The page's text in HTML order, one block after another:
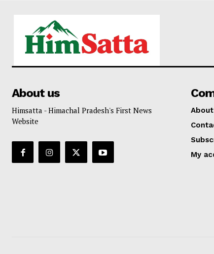
About us
Himsatta - Himachal Pradesh's First News
Website
About
My